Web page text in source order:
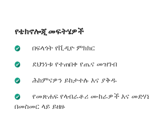
የቴክኖሎጂ መፍትሄዎች
በፍላጎት የቪዲዮ ምክክር
ደህንነቱ የተጠበቀ የጤና መዝገብ
ሕክምናዎን ይከታተሉ እና ያቅዱ
የመጽሐፍ የላብራቶሪ ሙከራዎች እና
በመስመር ላይ ይዘዙ